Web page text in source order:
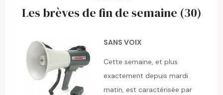
Les brèves de fin de semaine (30)
SANS VOIX
Cette semaine, et plus
exactement depuis mardi
matin, est caractérisée par